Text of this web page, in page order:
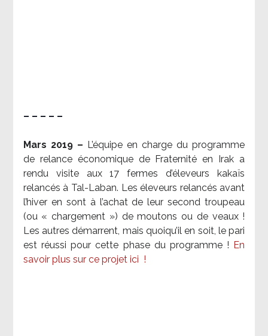
– – – – –
Mars 2019 – L’équipe en charge du programme
de relance économique de Fraternité en Irak a
rendu visite aux 17 fermes d’éleveurs kakaïs
relancés à Tal-Laban. Les éleveurs relancés avant
l’hiver en sont à l’achat de leur second troupeau
(ou « chargement ») de moutons ou de veaux !
Les autres démarrent, mais quoiqu’il en soit, le pari
est réussi pour cette phase du programme ! En
savoir plus sur ce projet ici !